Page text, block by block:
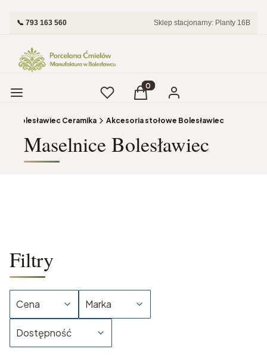
📞 793 163 560 Sklep stacjonarny: Planty 16B
Menu UlubioneProdukty w koszyku: 0.
Koszyk Zaloguj się
Bolesławiec Ceramika Akcesoria stołowe Bolesławiec
Maselnice Bolesławiec
Filtry
Cena Marka
Dostępność